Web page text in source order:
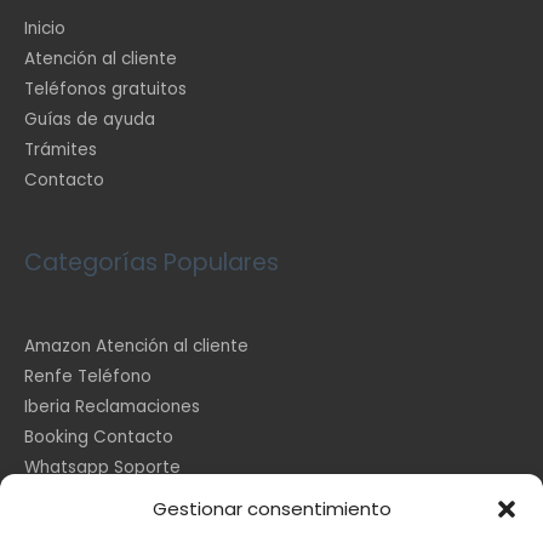
Gestionar consentimiento
Inicio
Atención al cliente
Teléfonos gratuitos
Guías de ayuda
Trámites
Contacto
Categorías Populares
Amazon Atención al cliente
Renfe Teléfono
Iberia Reclamaciones
Booking Contacto
Whatsapp Soporte